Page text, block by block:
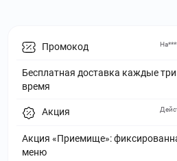
Промокод
Бесплатная доставка каждые
время
Акция
Акция «Приемище»:
меню